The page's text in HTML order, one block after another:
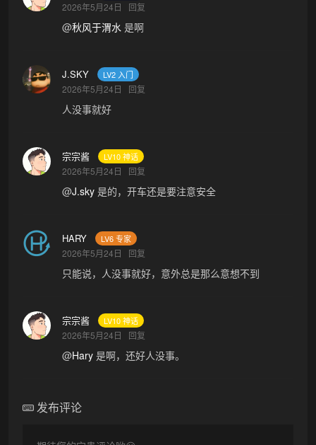
2026年5月24日 回复
@秋风于渭水 是啊
J.SKY LV2 入门
2026年5月24日 回复
人没事就好
宗宗酱 LV10 神话
2026年5月24日 回复
@J.sky 是的，开车还是要注意安全
HARY LV6 专家
2026年5月24日 回复
只能说，人没事就好，意外总是那么意想不到
宗宗酱 LV10 神话
2026年5月24日 回复
@Hary 是啊，还好人没事。
发布评论